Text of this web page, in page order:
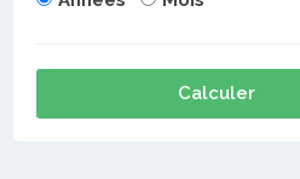
Calculer